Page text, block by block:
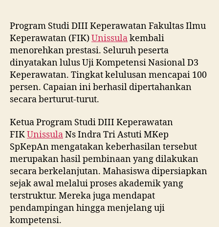
Program Studi DIII Keperawatan Fakultas Ilmu
Keperawatan (FIK)Unissulakembali
menorehkan prestasi. Seluruh peserta
dinyatakan lulus Uji Kompetensi Nasional D3
Keperawatan. Tingkat kelulusan mencapai 100
persen. Capaian ini berhasil dipertahankan
secara berturut-turut.
Ketua Program Studi DIII Keperawatan
FIKUnissulaNs Indra Tri Astuti MKep
SpKepAn mengatakan keberhasilan tersebut
merupakan hasil pembinaan yang dilakukan
secara berkelanjutan. Mahasiswa dipersiapkan
sejak awal melalui proses akademik yang
terstruktur. Mereka juga mendapat
pendampingan hingga menjelang uji
kompetensi.